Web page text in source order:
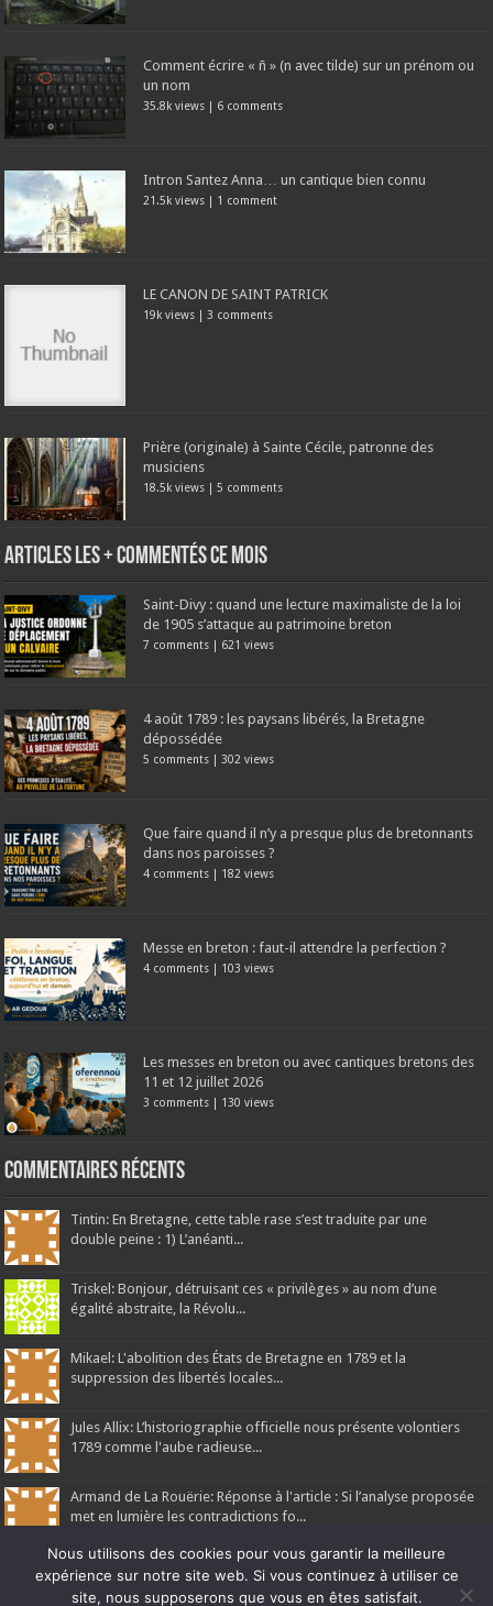
Comment écrire « ñ » (n avec tilde) sur un prénom ou
un nom
35.8k views | 6 comments
Intron Santez Anna… un cantique bien connu
21.5k views | 1 comment
LE CANON DE SAINT PATRICK
19k views | 3 comments
Prière (originale) à Sainte Cécile, patronne des
musiciens
18.5k views |5 comments
Articles les + commentés ce mois
Saint-Divy : quand une lecture maximaliste de la loi
de 1905 s’attaque au patrimoine breton
7 comments | 621 views
4 août 1789 : les paysans libérés, la Bretagne
dépossédée
5 comments | 302 views
Que faire quand il n’y a presque plus de bretonnants
dans nos paroisses ?
4 comments | 182 views
Messe en breton : faut-il attendre la perfection ?
4 comments | 103 views
Les messes en breton ou avec cantiques bretons des
11 et 12 juillet 2026
3 comments | 130 views
Commentaires récents
Tintin: En Bretagne, cette table rase s’est traduite par une
double peine : 1) L’anéanti...
Triskel: Bonjour, détruisant ces « privilèges » au nom d’une
égalité abstraite, la Révolu...
Mikael: L'abolition des États de Bretagne en 1789 et la
suppression des libertés locales...
Jules Allix: L’historiographie officielle nous présente volontiers
1789 comme l'aube radieuse...
Armand de La Rouërie: Réponse à l'article : Si l’analyse proposée
met en lumière les contradictions fo...
Nous utilisons des cookies pour vous garantir la meilleure
expérience sur notre site web. Si vous continuez à utiliser ce
site, nous supposerons que vous en êtes satisfait.